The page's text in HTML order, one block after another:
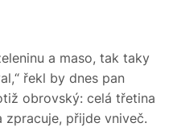
a maso, tak taky
řekl by dnes pan
obrovský: celá třetina
přijde vniveč.